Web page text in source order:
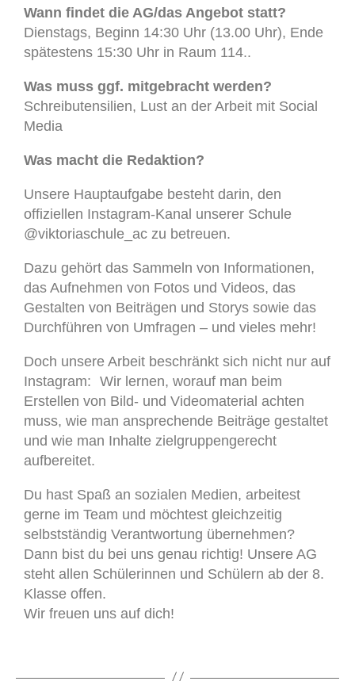
Wann findet die AG/das Angebot statt?
Dienstags, Beginn 14:30 Uhr (13.00 Uhr), Ende
spätestens 15:30 Uhr in Raum 114..
Was muss ggf. mitgebracht werden?
Schreibutensilien, Lust an der Arbeit mit Social
Media
Was macht die Redaktion?
Unsere Hauptaufgabe besteht darin, den
offiziellen Instagram-Kanal unserer Schule
@viktoriaschule_ac zu betreuen.
Dazu gehört das Sammeln von Informationen,
das Aufnehmen von Fotos und Videos, das
Gestalten von Beiträgen und Storys sowie das
Durchführen von Umfragen – und vieles mehr!
Doch unsere Arbeit beschränkt sich nicht nur auf
Instagram: Wir lernen, worauf man beim
Erstellen von Bild- und Videomaterial achten
muss, wie man ansprechende Beiträge gestaltet
und wie man Inhalte zielgruppengerecht
aufbereitet.
Du hast Spaß an sozialen Medien, arbeitest
gerne im Team und möchtest gleichzeitig
selbstständig Verantwortung übernehmen?
Dann bist du bei uns genau richtig! Unsere AG
steht allen Schülerinnen und Schülern ab der 8.
Klasse offen.
Wir freuen uns auf dich!